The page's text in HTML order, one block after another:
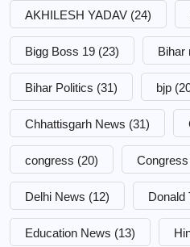
AKHILESH YADAV (24)
Bigg Boss 19 (23) Bihar
Bihar Politics (31) bjp
Chhattisgarh News (31)
congress (20)
Delhi News (12) Donald
Education News (13)